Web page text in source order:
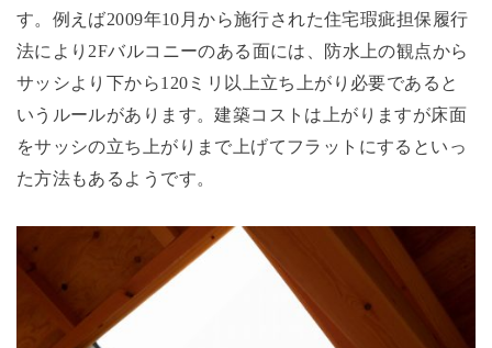
す。例えば2009年10月から施行された住宅瑕疵担保履行
法により2Fバルコニーのある面には、防水上の観点から
サッシより下から120ミリ以上立ち上がり必要であると
いうルールがあります。建築コストは上がりますが床面
をサッシの立ち上がりまで上げてフラットにするといっ
た方法もあるようです。